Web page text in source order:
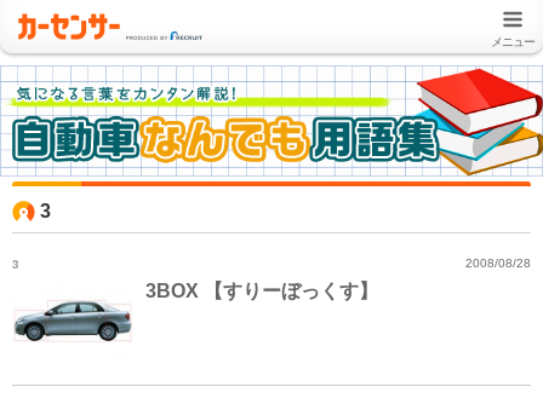
メニュー
3
3 2008/08/28
3BOX 【すりーぼっくす】